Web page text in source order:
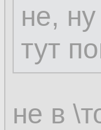
не,
тут
не в